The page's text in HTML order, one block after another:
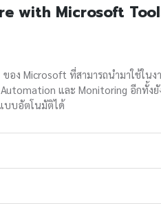
with Microsoft
ของ Microsoft ที่สามารถนำมาใช้ใ
และ Monitoring อีกทั้งยั
บบอัตโนมัติได้